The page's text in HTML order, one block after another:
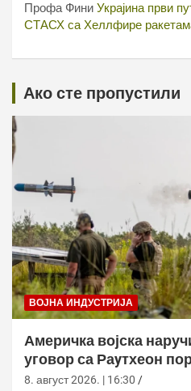
Профа Фини Украјина први
СТАСХ са Хеллфире
Ако сте пропустили
ВОЈНА ИНДУСТРИЈА
Америчка војска
уговор са Раyтхеон
милиона долара
8. август 2026. | 16:30